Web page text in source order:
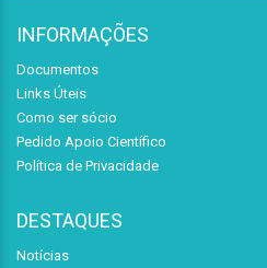
INFORMAÇÕES
Documentos
Links Úteis
Como ser sócio
Pedido Apoio Científico
Política de Privacidade
DESTAQUES
Notícias